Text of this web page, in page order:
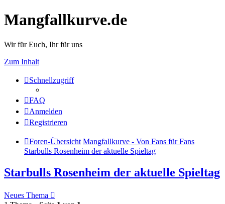
Mangfallkurve.de
Wir für Euch, Ihr für uns
Zum Inhalt
Schnellzugriff
FAQ
Anmelden
Registrieren
Foren-Übersicht Mangfallkurve - Von Fans für Fans
Starbulls Rosenheim der aktuelle Spieltag
Starbulls Rosenheim der aktuelle Spieltag
Neues Thema